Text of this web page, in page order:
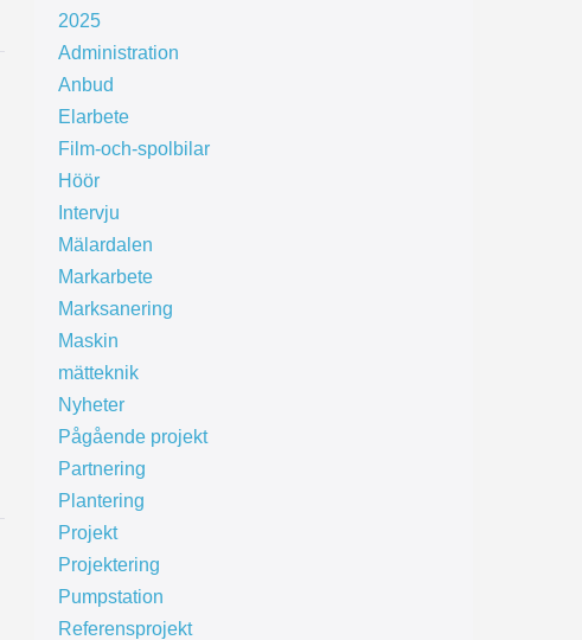
2025
Administration
Anbud
Elarbete
Film-och-spolbilar
Höör
Intervju
Mälardalen
Markarbete
Marksanering
Maskin
mätteknik
Nyheter
Pågående projekt
Partnering
Plantering
Projekt
Projektering
Pumpstation
Referensprojekt